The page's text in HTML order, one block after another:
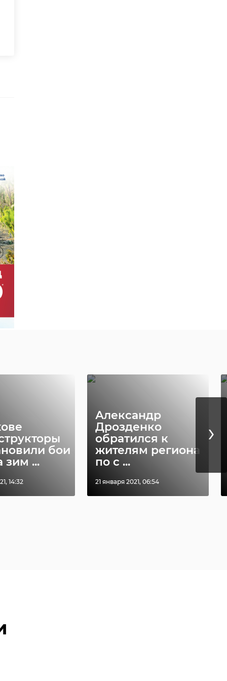
бои
зим ...
14:32
Александр
Дрозденко
обратился к
жителям региона
по с ...
21 января 2021, 06:54
›